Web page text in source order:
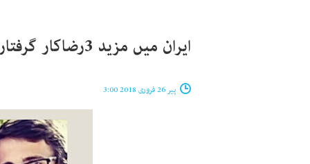
ایران میں مزید 3رضاکار گرفتار
پیر 26 فروری 2018 3:00